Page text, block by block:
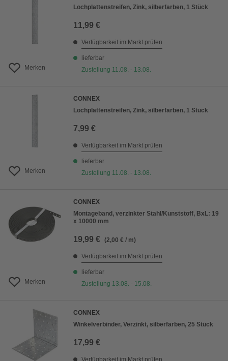
Merken
Lochplattenstreifen, Zink, silberfarben, 1 Stück
11,99 €
Verfügbarkeit im Markt prüfen
lieferbar
Zustellung 11.08. - 13.08.
Merken
CONNEX
Lochplattenstreifen, Zink, silberfarben, 1 Stück
7,99 €
Verfügbarkeit im Markt prüfen
lieferbar
Zustellung 11.08. - 13.08.
Merken
CONNEX
Montageband, verzinkter Stahl/Kunststoff, BxL: 19
x 10000 mm
19,99 € (2,00 € / m)
Verfügbarkeit im Markt prüfen
lieferbar
Zustellung 13.08. - 15.08.
CONNEX
Winkelverbinder, Verzinkt, silberfarben, 25 Stück
17,99 €